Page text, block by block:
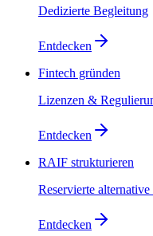
Dedizierte Begleitung
Entdecken
Fintech gründen
Lizenzen &
Entdecken
RAIF strukturieren
Reservierte alternative
Entdecken